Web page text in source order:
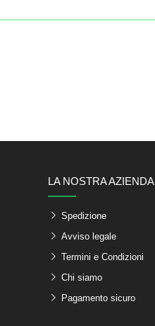
LA NOSTRA AZIENDA
Spedizione
Avviso legale
Termini e Condizioni
Chi siamo
Pagamento sicuro